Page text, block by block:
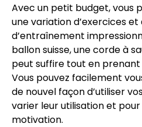
Avec un petit budget, vous
une variation d’exercices
d’entraînement
ballon suisse, une corde à
peut suffire tout en prenant
Vous pouvez facilement
de nouvel façon d’utiliser
varier leur utilisation et
motivation.